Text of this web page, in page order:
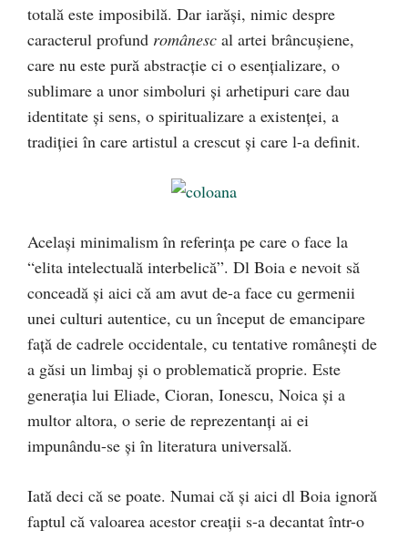
totală este imposibilă. Dar iarăşi, nimic despre
caracterul profund românesc al artei brâncuşiene,
care nu este pură abstracţie ci o esenţializare, o
sublimare a unor simboluri şi arhetipuri care dau
identitate şi sens, o spiritualizare a existenţei, a
tradiţiei în care artistul a crescut şi care l-a definit.
Acelaşi minimalism în referinţa pe care o face la
“elita intelectuală interbelică”. Dl Boia e nevoit să
conceadă şi aici că am avut de-a face cu germenii
unei culturi autentice, cu un început de emancipare
faţă de cadrele occidentale, cu tentative româneşti de
a găsi un limbaj şi o problematică proprie. Este
generaţia lui Eliade, Cioran, Ionescu, Noica şi a
multor altora, o serie de reprezentanţi ai ei
impunându-se şi în literatura universală.
Iată deci că se poate. Numai că şi aici dl Boia ignoră
faptul că valoarea acestor creaţii s-a decantat într-o